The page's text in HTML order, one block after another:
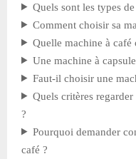
Quels sont les types
Comment choisir sa
Quelle machine à
Une machine à
Faut-il choisir une
Quels critères
?
Pourquoi demander
café ?